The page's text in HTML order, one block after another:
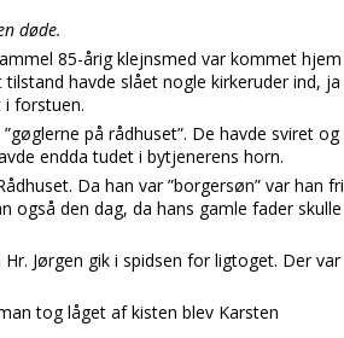
døde.
85-årig klejnsmed var kommet hjem
havde slået nogle kirkeruder ind, ja
forstuen.
på rådhuset”. De havde sviret og
endda tudet i bytjenerens horn.
Da han var ”borgersøn” var han fri
også den dag, da hans gamle fader skulle
Jørgen gik i spidsen for ligtoget. Der var
tog låget af kisten blev Karsten